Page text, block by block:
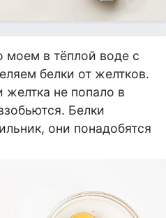
моем в тёплой воде с
белки от желтков.
желтка не попало в
Белки
они понадобятся